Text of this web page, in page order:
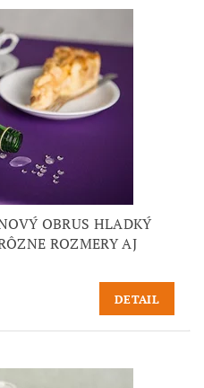
OBRUS HLADKÝ
ROZMERY AJ
DETAIL